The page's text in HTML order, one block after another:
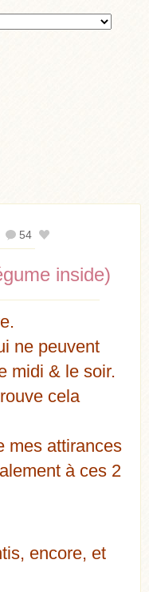
54
inside)
ne peuvent
midi & le soir.
cela
mes attirances
à ces 2
encore, et